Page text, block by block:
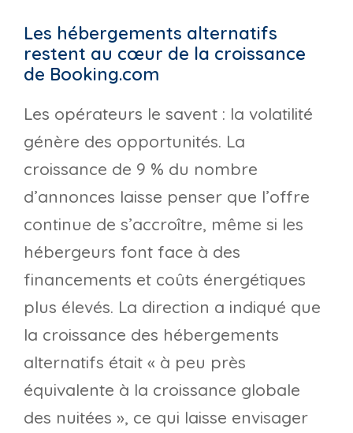
Les hébergements alternatifs
restent au cœur de la croissance
de Booking.com
Les opérateurs le savent : la volatilité
génère des opportunités. La
croissance de 9 % du nombre
d’annonces laisse penser que l’offre
continue de s’accroître, même si les
hébergeurs font face à des
financements et coûts énergétiques
plus élevés. La direction a indiqué que
la croissance des hébergements
alternatifs était « à peu près
équivalente à la croissance globale
des nuitées », ce qui laisse envisager